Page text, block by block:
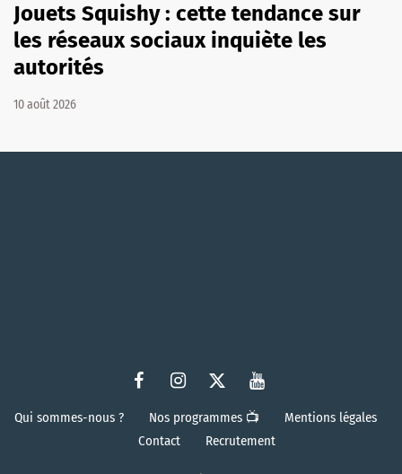
Jouets Squishy : cette tendance sur
les réseaux sociaux inquiète les
autorités
10 août 2026
Qui sommes-nous ? Nos programmes 📺
Mentions légales
Contact
Recrutement